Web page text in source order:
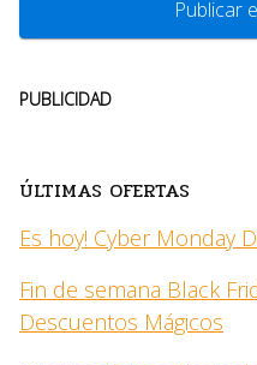
PUBLICIDAD
ÚLTIMAS OFERTAS
Es hoy! Cyber Monday
Fin de semana Black
Descuentos Mágicos